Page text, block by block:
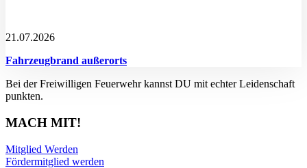
21.07.2026
Fahrzeugbrand außerorts
Bei der Freiwilligen Feuerwehr kannst DU mit echter Leidenschaft
punkten.
MACH MIT!
Mitglied Werden
Fördermitglied werden